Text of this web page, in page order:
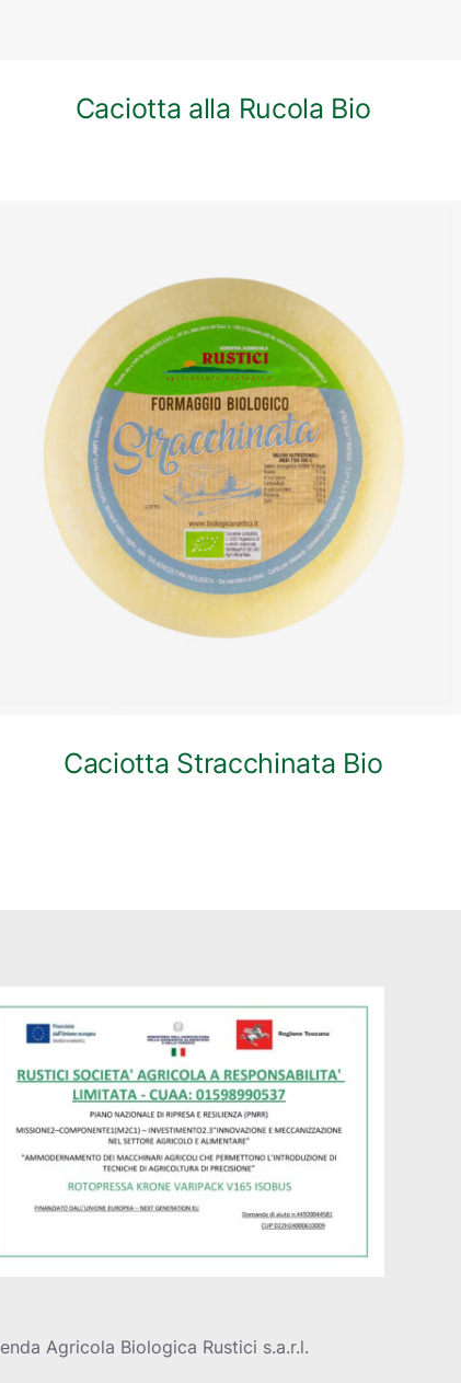
Caciotta alla Rucola Bio
ANTEPRIMA RAPIDA
Caciotta Stracchinata Bio
Agricola Biologica Rustici s.a.r.l.